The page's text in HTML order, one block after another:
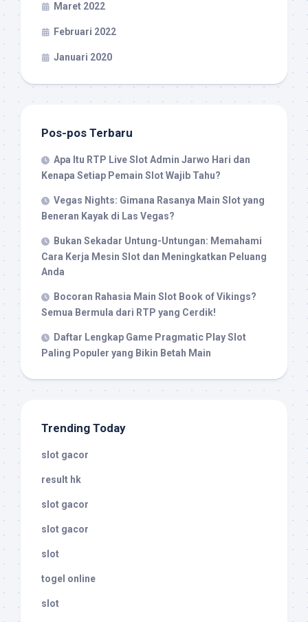
Maret 2022
Februari 2022
Januari 2020
Pos-pos Terbaru
Apa Itu RTP Live Slot Admin Jarwo Hari dan
Kenapa Setiap Pemain Slot Wajib Tahu?
Vegas Nights: Gimana Rasanya Main Slot yang
Beneran Kayak di Las Vegas?
Bukan Sekadar Untung-Untungan: Memahami
Cara Kerja Mesin Slot dan Meningkatkan Peluang
Anda
Bocoran Rahasia Main Slot Book of Vikings?
Semua Bermula dari RTP yang Cerdik!
Daftar Lengkap Game Pragmatic Play Slot
Paling Populer yang Bikin Betah Main
Trending Today
slot gacor
result hk
slot gacor
slot gacor
slot
togel online
slot